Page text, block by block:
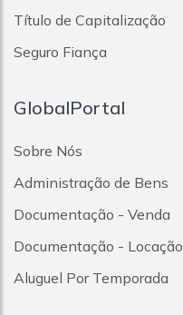
Título de Capitalização
Seguro Fiança
GlobalPortal
Sobre Nós
Administração de Bens
Documentação - Venda
Documentação - Locação
Aluguel Por Temporada